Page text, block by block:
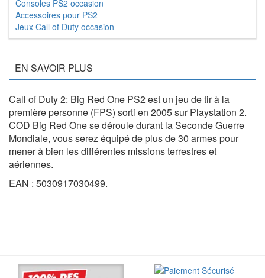
Consoles PS2 occasion
Accessoires pour PS2
Jeux Call of Duty occasion
EN SAVOIR PLUS
Call of Duty 2: Big Red One PS2 est un jeu de tir à la
première personne (FPS) sorti en 2005 sur Playstation 2.
COD Big Red One se déroule durant la Seconde Guerre
Mondiale, vous serez équipé de plus de 30 armes pour
mener à bien les différentes missions terrestres et
aériennes.
EAN : 5030917030499.